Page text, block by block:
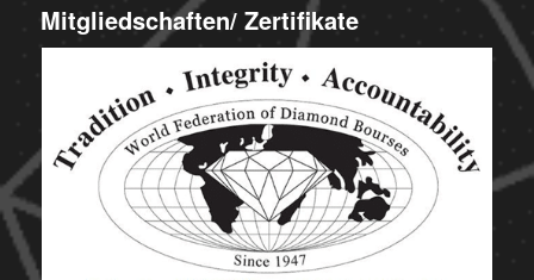
Mitgliedschaften/ Zertifikate